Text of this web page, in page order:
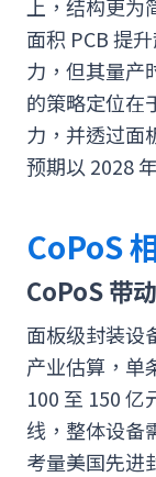
上，结构更
面积 PCB 提
力，但其量产
的策略定位在
力，并透过面
预期以 2028
CoPoS
CoPoS 带
面板级封装设
产业估算，单
100 至 150 亿
线，整体设备
考量美国先进